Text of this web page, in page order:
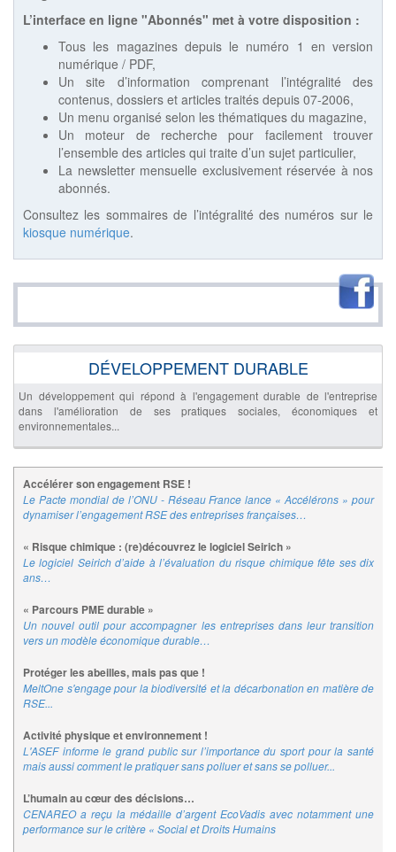
L’interface en ligne "Abonnés" met à votre disposition :
Tous les magazines depuis le numéro 1 en version
numérique / PDF,
Un site d’information comprenant l’intégralité des
contenus, dossiers et articles traités depuis 07-2006,
Un menu organisé selon les thématiques du magazine,
Un moteur de recherche pour facilement trouver
l’ensemble des articles qui traite d’un sujet particulier,
La newsletter mensuelle exclusivement réservée à nos
abonnés.
Consultez les sommaires de l’intégralité des numéros sur le
kiosque numérique.
DÉVELOPPEMENT DURABLE
Un développement qui répond à l'engagement durable de l'entreprise
dans l'amélioration de ses pratiques sociales, économiques et
environnementales...
Accélérer son engagement RSE !
Le Pacte mondial de l’ONU - Réseau France lance « Accélérons » pour
dynamiser l’engagement RSE des entreprises françaises…
« Risque chimique : (re)découvrez le logiciel Seirich »
Le logiciel Seirich d’aide à l’évaluation du risque chimique fête ses dix
ans…
« Parcours PME durable »
Un nouvel outil pour accompagner les entreprises dans leur transition
vers un modèle économique durable…
Protéger les abeilles, mais pas que !
MeltOne s'engage pour la biodiversité et la décarbonation en matière de
RSE...
Activité physique et environnement !
L'ASEF informe le grand public sur l’importance du sport pour la santé
mais aussi comment le pratiquer sans polluer et sans se polluer...
L’humain au cœur des décisions…
CENAREO a reçu la médaille d’argent EcoVadis avec notamment une
performance sur le critère « Social et Droits Humains